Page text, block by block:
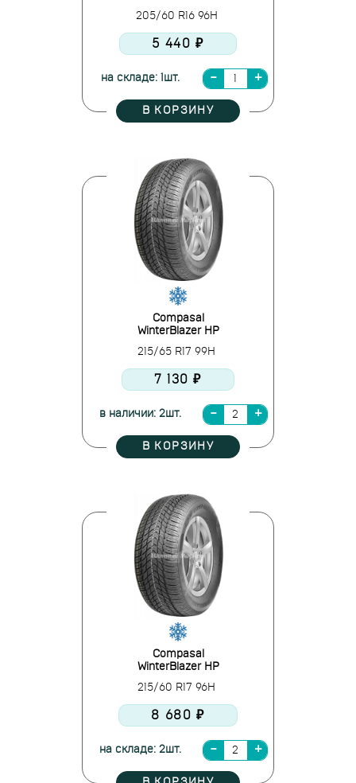
205/60 R16 96H
5 440 ₽
на складе: 1шт.
В КОРЗИНУ
Compasal
WinterBlazer HP
215/65 R17 99H
7 130 ₽
в наличии: 2шт.
В КОРЗИНУ
Compasal
WinterBlazer HP
215/60 R17 96H
8 680 ₽
на складе: 2шт.